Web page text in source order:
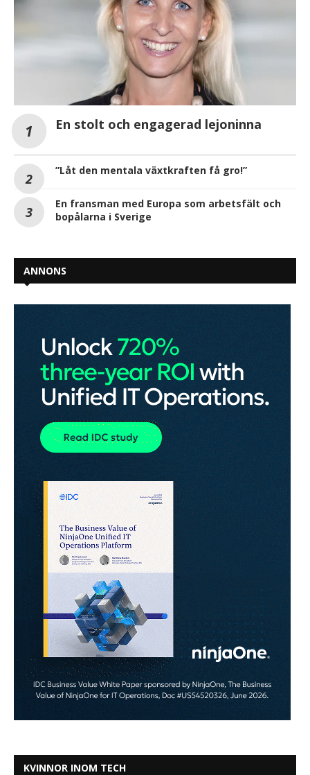
En stolt och engagerad lejoninna
”Låt den mentala växtkraften få gro!”
En fransman med Europa som arbetsfält och
bopålarna i Sverige
ANNONS
KVINNOR INOM TECH